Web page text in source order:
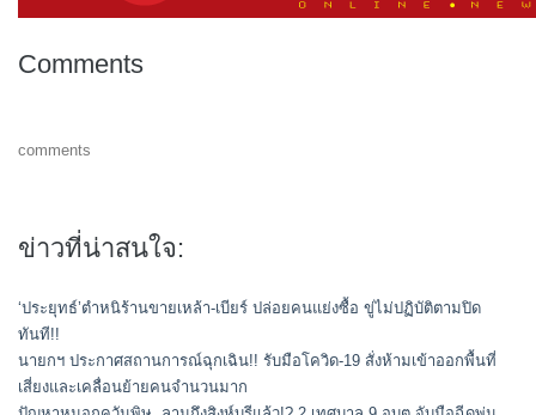
Comments
comments
ข่าวที่น่าสนใจ:
‘ประยุทธ์’ตำหนิร้านขายเหล้า-เบียร์ ปล่อยคนแย่งซื้อ ขู่ไม่ปฏิบัติตามปิด
ทันที!!
นายกฯ ประกาศสถานการณ์ฉุกเฉิน!! รับมือโควิด-19 สั่งห้ามเข้าออกพื้นที่
เสี่ยงและเคลื่อนย้ายคนจำนวนมาก